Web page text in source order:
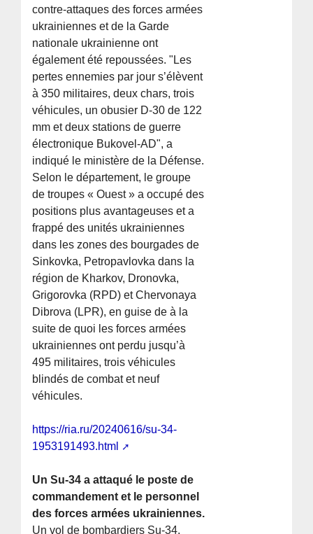
contre-attaques des forces armées
ukrainiennes et de la Garde
nationale ukrainienne ont
également été repoussées. "Les
pertes ennemies par jour s’élèvent
à 350 militaires, deux chars, trois
véhicules, un obusier D-30 de 122
mm et deux stations de guerre
électronique Bukovel-AD", a
indiqué le ministère de la Défense.
Selon le département, le groupe
de troupes « Ouest » a occupé des
positions plus avantageuses et a
frappé des unités ukrainiennes
dans les zones des bourgades de
Sinkovka, Petropavlovka dans la
région de Kharkov, Dronovka,
Grigorovka (RPD) et Chervonaya
Dibrova (LPR), en guise de à la
suite de quoi les forces armées
ukrainiennes ont perdu jusqu’à
495 militaires, trois véhicules
blindés de combat et neuf
véhicules.
https://ria.ru/20240616/su-34-
1953191493.html
Un Su-34 a attaqué le poste de
commandement et le personnel
des forces armées ukrainiennes.
Un vol de bombardiers Su-34,